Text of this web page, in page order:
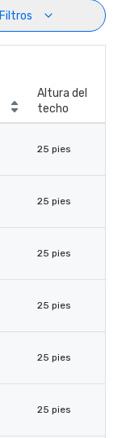
Filtros
Altura del
techo
25 pies
25 pies
25 pies
25 pies
25 pies
25 pies